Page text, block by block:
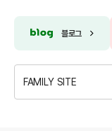
블로그
FAMILY SITE